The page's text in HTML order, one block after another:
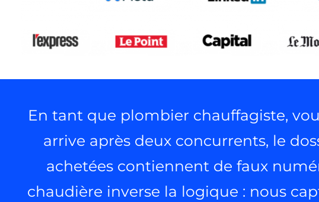
En tant que plombier chauffagiste,
arrive après deux concurrents, le
achetées contiennent de faux
chaudière inverse la logique : nous